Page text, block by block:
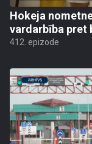
Hokeja
vardarbība pret
412. epizode